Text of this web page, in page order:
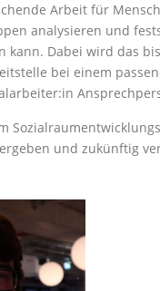
Arbeit für
analysieren und
kann. Dabei wird das
bei einem
und zukünftig